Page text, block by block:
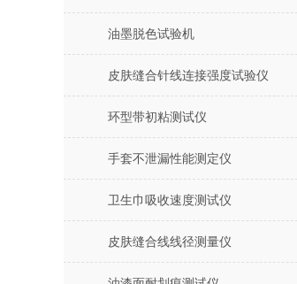
油墨脱色试验机
皮肤缝合针线连接强度试验仪
环型带初粘测试仪
手套不泄漏性能测定仪
卫生巾吸收速度测试仪
皮肤缝合线线径测量仪